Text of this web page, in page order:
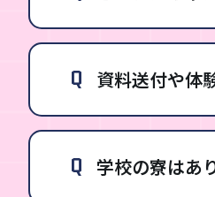
Q 資料送付や体
Q 学校の寮はあ